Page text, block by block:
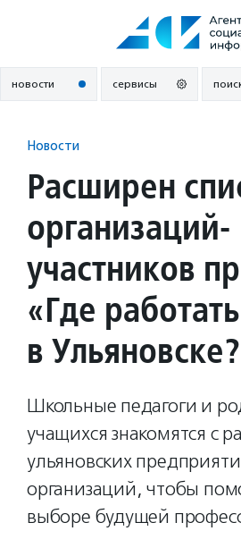
новости сервисы
Новости
Расширен
организаций-
участников
«Где работать
в
Школьные педагоги и
учащихся знакомятся с
ульяновских
организаций, чтобы
выборе будущей